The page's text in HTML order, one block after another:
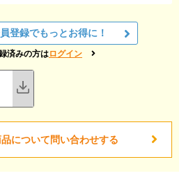
登録でもっとお得に！
済みの方はログイン
について問い合わせする